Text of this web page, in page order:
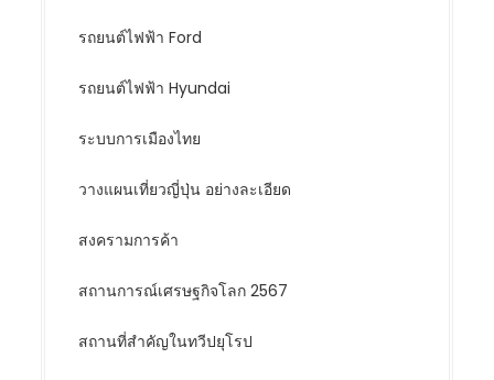
รถยนต์ไฟฟ้า Ford
รถยนต์ไฟฟ้า Hyundai
ระบบการเมืองไทย
วางแผนเที่ยวญี่ปุ่น อย่างละเอียด
สงครามการค้า
สถานการณ์เศรษฐกิจโลก 2567
สถานที่สำคัญในทวีปยุโรป